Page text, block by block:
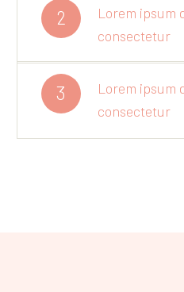
2
Lorem ipsum
consectetur
3
Lorem ipsum
consectetur